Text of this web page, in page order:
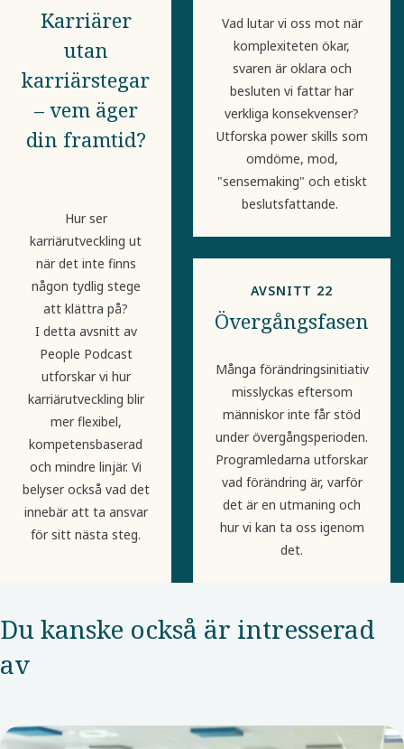
Karriärer
utan
karriärstegar
– vem äger
din framtid?
Hur ser
karriärutveckling ut
när det inte finns
någon tydlig stege
att klättra på?
I detta avsnitt av
People Podcast
utforskar vi hur
karriärutveckling blir
mer flexibel,
kompetensbaserad
och mindre linjär. Vi
belyser också vad det
innebär att ta ansvar
för sitt nästa steg.
Vad lutar vi oss mot när
komplexiteten ökar,
svaren är oklara och
besluten vi fattar har
verkliga konsekvenser?
Utforska power skills som
omdöme, mod,
"sensemaking" och etiskt
beslutsfattande.
AVSNITT 22
Övergångsfasen
Många förändringsinitiativ
misslyckas eftersom
människor inte får stöd
under övergångsperioden.
Programledarna utforskar
vad förändring är, varför
det är en utmaning och
hur vi kan ta oss igenom
det.
Du kanske också är intresserad
av